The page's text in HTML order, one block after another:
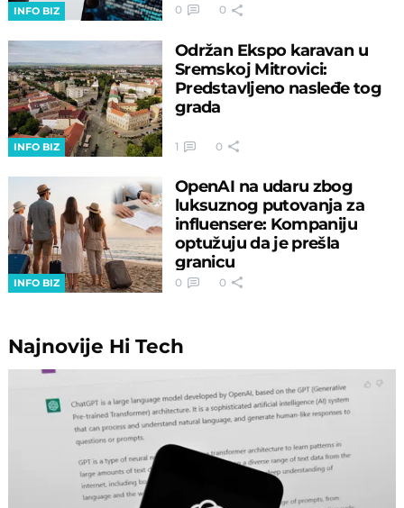
INFO BIZ 0 0
INFO BIZ
Održan Ekspo karavan u
Sremskoj Mitrovici:
Predstavljeno nasleđe tog
grada
1 0
INFO BIZ
OpenAI na udaru zbog
luksuznog putovanja za
influensere: Kompaniju
optužuju da je prešla
granicu
0 0
Najnovije Hi Tech